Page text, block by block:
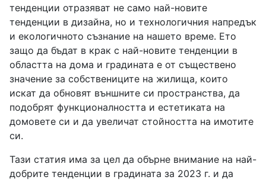
тенденции отразяват не само най-новите
тенденции в дизайна, но и технологичния напредък
и екологичното съзнание на нашето време. Ето
защо да бъдат в крак с най-новите тенденции в
областта на дома и градината е от съществено
значение за собствениците на жилища, които
искат да обновят външните си пространства, да
подобрят функционалността и естетиката на
домовете си и да увеличат стойността на имотите
си.
Тази статия има за цел да обърне внимание на най-
добрите тенденции в градината за 2023 г. и да